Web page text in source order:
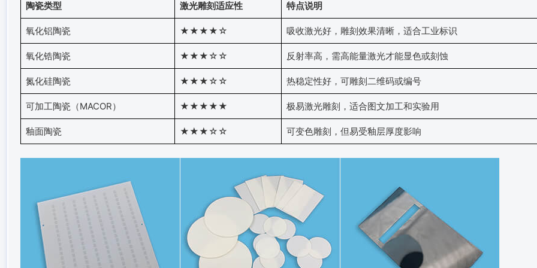
陶瓷类型 激光雕刻适应性 特点说明
氧化铝陶瓷 ★★★★☆ 吸收激光好，雕刻效果清晰，适合工业标识
氧化锆陶瓷 ★★★☆☆ 反射率高，需高能量激光才能显色或刻蚀
氮化硅陶瓷 ★★★☆☆ 热稳定性好，可雕刻二维码或编号
可加工陶瓷（MACOR） ★★★★★ 极易激光雕刻，适合图文加工和实验用
釉面陶瓷 ★★★☆☆ 可变色雕刻，但易受釉层厚度影响